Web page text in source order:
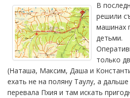
В
решили
машинах
детьми.
только
(Наташа, Максим, Даша и
ехать не на поляну Таулу, а
перевала Пхия и там искать